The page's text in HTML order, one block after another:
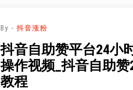
By - 抖音涨粉
抖音自助赞平台24小
操作视频_抖音自助
教程